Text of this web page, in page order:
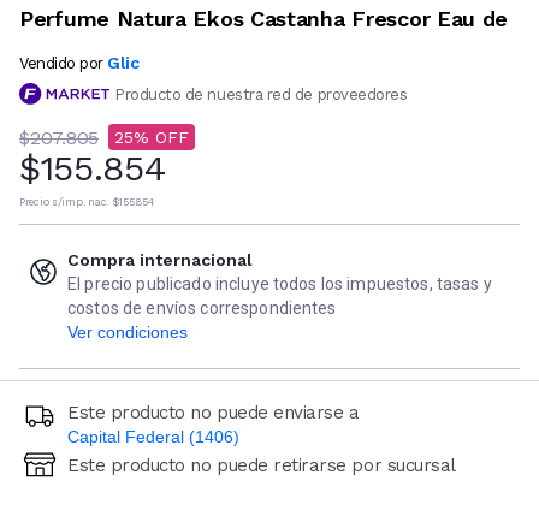
Perfume Natura Ekos Castanha Frescor Eau de
Vendido por Glic
Producto de nuestra red de proveedores
$207.805 25
$155.854
Precio s/imp. nac. $155.854
Compra internacional
El precio publicado incluye todos los impuestos, tasas y
costos de envíos correspondientes
Ver condiciones
Este producto no puede enviarse a
Capital Federal (1406)
Ingresá código postal (sólo números)
Este producto no puede retirarse por sucursal